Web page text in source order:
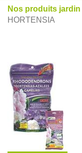
Nos produits jardin
HORTENSIA